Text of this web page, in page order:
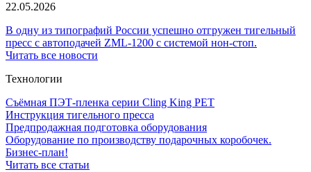
22.05.2026
В одну из типографий России успешно отгружен тигельный
пресс с автоподачей ZML-1200 с системой нон-стоп.
Читать все новости
Технологии
Съёмная ПЭТ-пленка серии Cling King PET
Инструкция тигельного пресса
Предпродажная подготовка оборудования
Оборудование по производству подарочных коробочек.
Бизнес-план!
Читать все статьи